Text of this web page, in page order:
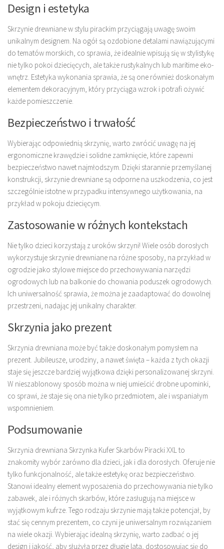
Design i estetyka
Skrzynie drewniane w stylu pirackim przyciągają uwagę swoim
unikalnym designem. Na ogół są ozdobione detalami nawiązującymi
do tematów morskich, co sprawia, że idealnie wpisują się w stylistykę
nie tylko pokoi dziecięcych, ale także rustykalnych lub maritime eko-
wnętrz. Estetyka wykonania sprawia, że są one również doskonałym
elementem dekoracyjnym, który przyciąga wzrok i potrafi ożywić
każde pomieszczenie.
Bezpieczeństwo i trwałość
Wybierając odpowiednią skrzynię, warto zwrócić uwagę na jej
ergonomiczne krawędzie i solidne zamknięcie, które zapewni
bezpieczeństwo nawet najmłodszym. Dzięki starannie przemyślanej
konstrukcji, skrzynie drewniane są odporne na uszkodzenia, co jest
szczególnie istotne w przypadku intensywnego użytkowania, na
przykład w pokoju dziecięcym.
Zastosowanie w różnych kontekstach
Nie tylko dzieci korzystają z uroków skrzyni! Wiele osób dorosłych
wykorzystuje skrzynie drewniane na różne sposoby, na przykład w
ogrodzie jako stylowe miejsce do przechowywania narzędzi
ogrodowych lub na balkonie do chowania poduszek ogrodowych.
Ich uniwersalność sprawia, że można je zaadaptować do dowolnej
przestrzeni, nadając jej unikalny charakter.
Skrzynia jako prezent
Skrzynia drewniana może być także doskonałym pomysłem na
prezent. Jubileusze, urodziny, a nawet święta – każda z tych okazji
staje się jeszcze bardziej wyjątkowa dzięki personalizowanej skrzyni.
W nieszablonowy sposób można w niej umieścić drobne upominki,
co sprawi, że staje się ona nie tylko przedmiotem, ale i wspaniałym
wspomnieniem.
Podsumowanie
Skrzynia drewniana Skrzynka Kufer Skarbów Piracki XXL to
znakomity wybór zarówno dla dzieci, jak i dla dorosłych. Oferuje nie
tylko funkcjonalność, ale także estetykę oraz bezpieczeństwo.
Stanowi idealny element wyposażenia do przechowywania nie tylko
zabawek, ale i różnych skarbów, które zasługują na miejsce w
wyjątkowym kufrze. Tego rodzaju skrzynie mają także potencjał, by
stać się cennym prezentem, co czyni je uniwersalnym rozwiązaniem
na wiele okazji. Wybierając idealną skrzynię, warto zadbać o jej
design i jakość, aby służyła przez długie lata, dostosowując się do